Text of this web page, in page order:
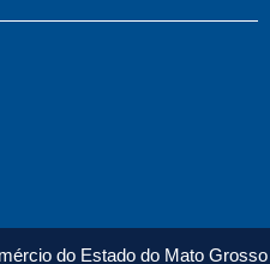
do Estado do Mato Grosso